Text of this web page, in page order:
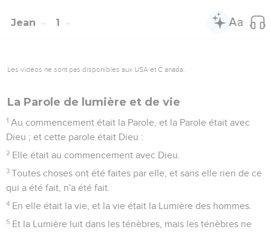
Jean 1
Les vidéos ne sont pas disponibles aux USA et C anada.
La Parole de lumière et de vie
1 Au commencement était la Parole, et la Parole était avec
Dieu ; et cette parole était Dieu :
2 Elle était au commencement avec Dieu.
3 Toutes choses ont été faites par elle, et sans elle rien de ce
qui a été fait, n'a été fait.
4 En elle était la vie, et la vie était la Lumière des hommes.
5 Et la Lumière luit dans les ténèbres, mais les ténèbres ne